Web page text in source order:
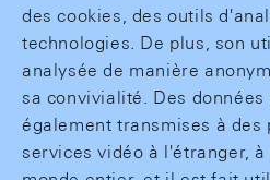
des cookies, des outils
technologies. De plus, son
analysée de manière
sa convivialité. Des
également transmises à des
services vidéo à l'étranger,